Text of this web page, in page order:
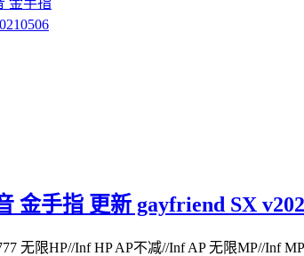
金手指 更新 gayfriend SX
无限HP//Inf HP AP不减//Inf AP 无限MP//Inf